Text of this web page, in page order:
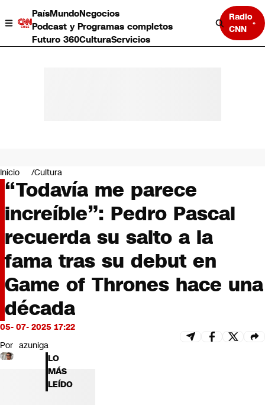
PaísMundoNegocios
Podcast y Programas completos
Futuro 360CulturaServicios
Radio
CNN
Negocios
Deportes
Programas completos
Cultura
Servicios
Bits
CNN tiempo
Futuro 360
Opinión
Inicio Cultura
“Todavía me parece
increíble”: Pedro Pascal
recuerda su salto a la
fama tras su debut en
Game of Thrones hace una
década
05- 07- 2025 17:22
Por azuniga
LO
MÁS
LEÍDO